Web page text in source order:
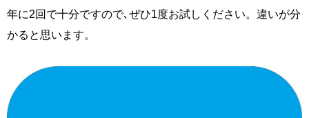
年に2回で十分ですので､ぜひ1度お試しください。違いが分
かると思います。